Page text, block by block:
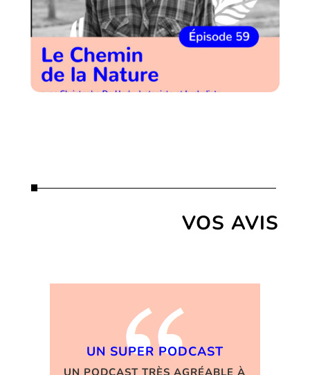
VOS AVIS
UN SUPER PODCAST
UN PODCAST TRÈS AGRÉABLE À